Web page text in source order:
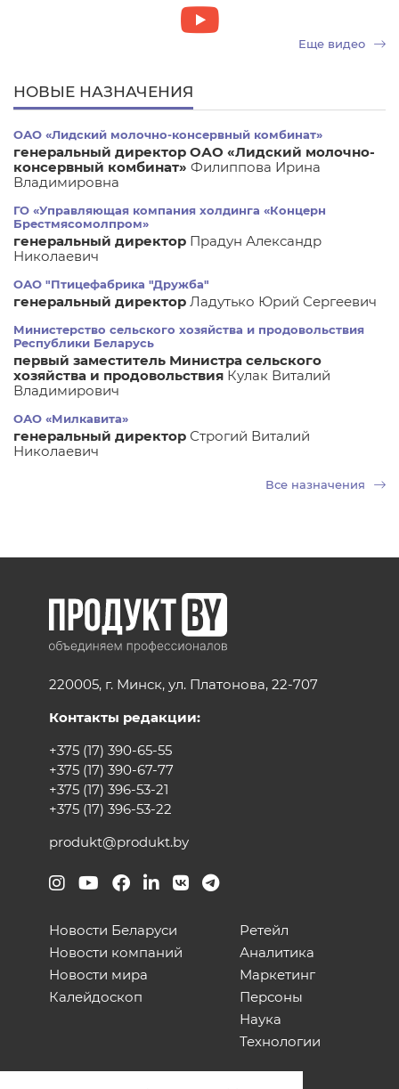
Еще видео
НОВЫЕ НАЗНАЧЕНИЯ
ОАО «Лидский молочно-консервный комбинат»
генеральный директор ОАО «Лидский молочно-
консервный комбинат» Филиппова Ирина
Владимировна
ГО «Управляющая компания холдинга «Концерн
Брестмясомолпром»
генеральный директор Прадун Александр
Николаевич
ОАО "Птицефабрика "Дружба"
генеральный директор Ладутько Юрий Сергеевич
Министерство сельского хозяйства и продовольствия
Республики Беларусь
первый заместитель Министра сельского
хозяйства и продовольствия Кулак Виталий
Владимирович
ОАО «Милкавита»
генеральный директор Строгий Виталий
Николаевич
Все назначения
220005, г. Минск, ул. Платонова, 22-707
Контакты редакции:
+375 (17) 390-65-55
+375 (17) 390-67-77
+375 (17) 396-53-21
+375 (17) 396-53-22
produkt@produkt.by
Новости Беларуси
Новости компаний
Новости мира
Калейдоскоп
Ретейл
Аналитика
Маркетинг
Персоны
Наука
Технологии